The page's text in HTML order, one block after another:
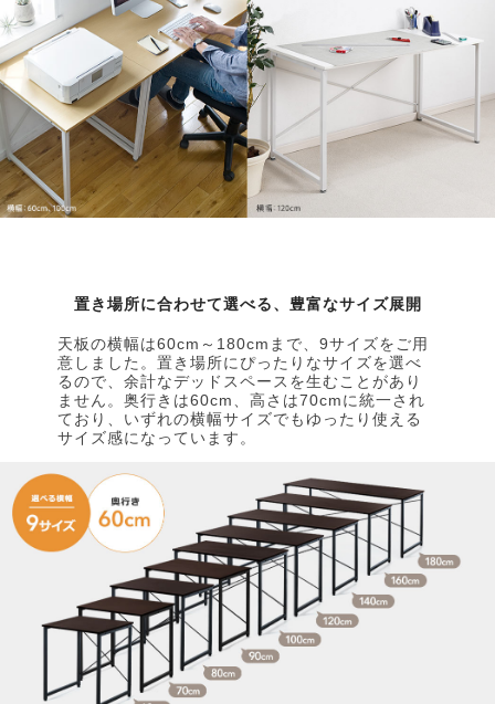
置き場所に合わせて選べる、豊富なサイズ展開
天板の横幅は60cm～180cmまで、9サイズをご用
意しました。置き場所にぴったりなサイズを選べ
るので、余計なデッドスペースを生むことがあり
ません。奥行きは60cm、高さは70cmに統一され
ており、いずれの横幅サイズでもゆったり使える
サイズ感になっています。